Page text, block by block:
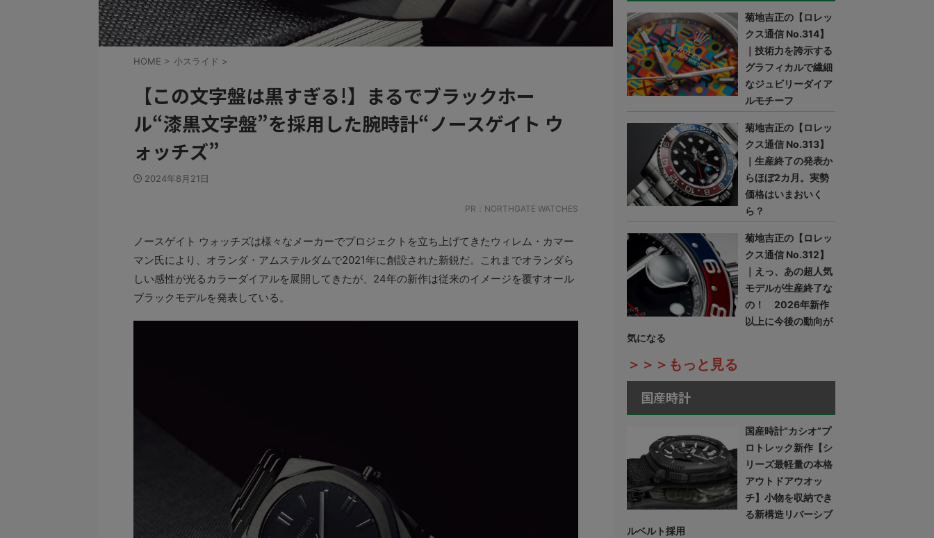
HOME > 小スライド >
【この文字盤は黒すぎる!】まるでブラックホー
ル“漆黒文字盤”を採用した腕時計“ノースゲイト ウ
ォッチズ”
2024年8月21日
PR：NORTHGATE WATCHES
ノースゲイト ウォッチズは様々なメーカーでプロジェクトを立ち上げてきたウィレム・カマー
マン氏により、オランダ・アムステルダムで2021年に創設された新鋭だ。これまでオランダら
しい感性が光るカラーダイアルを展開してきたが、24年の新作は従来のイメージを覆すオール
ブラックモデルを発表している。
菊地吉正の【ロレッ
クス通信 No.314】
｜技術力を誇示する
グラフィカルで繊細
なジュビリーダイア
ルモチーフ
菊地吉正の【ロレッ
クス通信 No.313】
｜生産終了の発表か
らほぼ2カ月。実勢
価格はいまおいく
ら？
菊地吉正の【ロレッ
クス通信 No.312】
｜えっ、あの超人気
モデルが生産終了な
の！ 2026年新作
以上に今後の動向が
気になる
＞＞＞もっと見る
国産時計
国産時計“カシオ”プ
ロトレック新作【シ
リーズ最軽量の本格
アウトドアウオッ
チ】小物を収納でき
る新構造リバーシブ
ルベルト採用